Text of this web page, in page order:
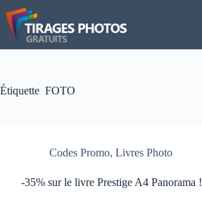
Passer
au
contenu
Étiquette FOTO
Codes Promo, Livres Photo
-35% sur le livre Prestige A4 Panorama !